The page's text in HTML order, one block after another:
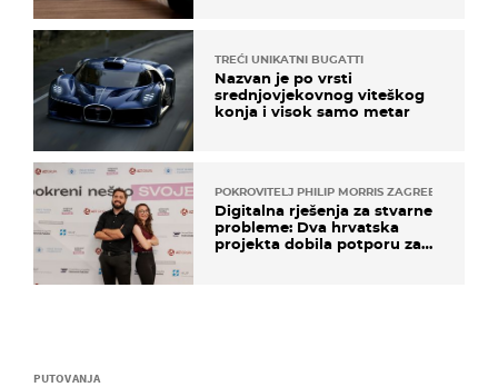
PUTOVANJA
TREĆI UNIKATNI BUGATTI
Nazvan je po vrsti
srednjovjekovnog viteškog
konja i visok samo metar
POKROVITELJ PHILIP MORRIS ZAGREB
Digitalna rješenja za stvarne
probleme: Dva hrvatska
projekta dobila potporu za